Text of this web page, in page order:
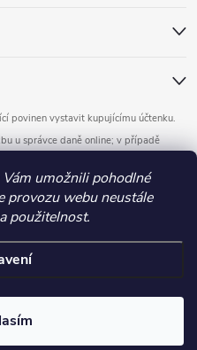
umožnili pohodlné
provozu webu neustále
použitelnost.
povinen vystavit kupujícímu účtenku.
u správce daně online; v případě
Shoptet
vyhrazena.
img, .extended-description